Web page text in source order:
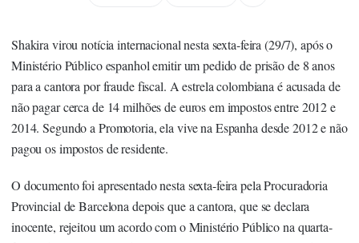
Shakira virou notícia internacional nesta sexta-feira (29/7), após o
Ministério Público espanhol emitir um pedido de prisão de 8 anos
para a cantora por fraude fiscal. A estrela colombiana é acusada de
não pagar cerca de 14 milhões de euros em impostos entre 2012 e
2014. Segundo a Promotoria, ela vive na Espanha desde 2012 e não
pagou os impostos de residente.
O documento foi apresentado nesta sexta-feira pela Procuradoria
Provincial de Barcelona depois que a cantora, que se declara
inocente, rejeitou um acordo com o Ministério Público na quarta-